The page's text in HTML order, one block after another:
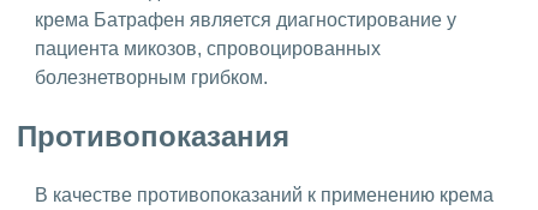
крема Батрафен является диагностирование у
пациента микозов, спровоцированных
болезнетворным грибком.
Противопоказания
В качестве противопоказаний к применению крема